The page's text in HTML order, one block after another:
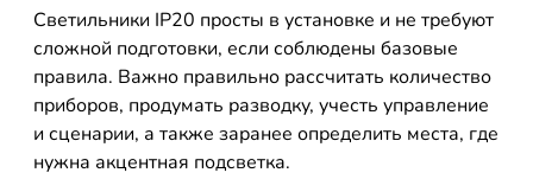
Светильники IP20 просты в установке и не требуют
сложной подготовки, если соблюдены базовые
правила. Важно правильно рассчитать количество
приборов, продумать разводку, учесть управление
и сценарии, а также заранее определить места, где
нужна акцентная подсветка.